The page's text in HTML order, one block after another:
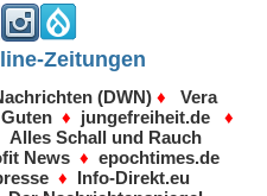
. .
Zeitungen
(DWN) ♦ Vera
♦ jungefreiheit.de
♦
Alles Schall und Rauch
News ♦ epochtimes.de
♦ Info-Direkt.eu